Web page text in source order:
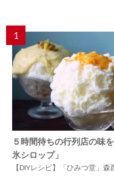
1
５時間待ちの行列店の味
氷シロップ」
【DIYレシピ】「ひみつ堂」森